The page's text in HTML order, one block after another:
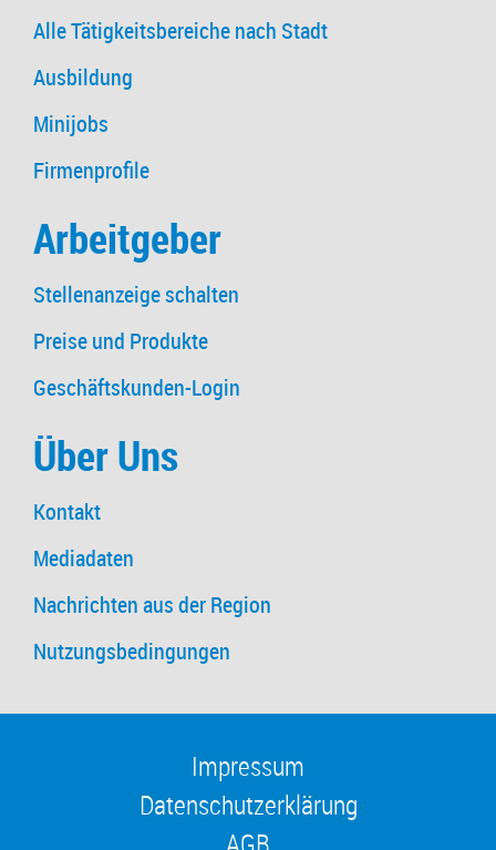
Alle Tätigkeitsbereiche nach Stadt
Ausbildung
Minijobs
Firmenprofile
Arbeitgeber
Stellenanzeige schalten
Preise und Produkte
Geschäftskunden-Login
Über Uns
Kontakt
Mediadaten
Nachrichten aus der Region
Nutzungsbedingungen
Impressum
Datenschutzerklärung